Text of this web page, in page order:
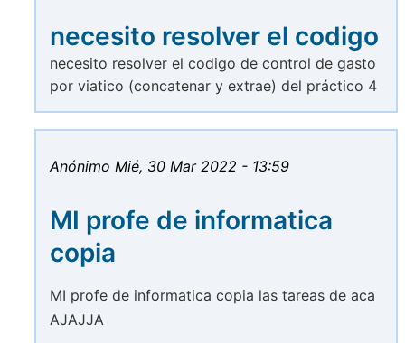
necesito resolver el codigo
necesito resolver el codigo de control de gasto
por viatico (concatenar y extrae) del práctico 4
Anónimo Mié, 30 Mar 2022 - 13:59
MI profe de informatica
copia
MI profe de informatica copia las tareas de aca
AJAJJA